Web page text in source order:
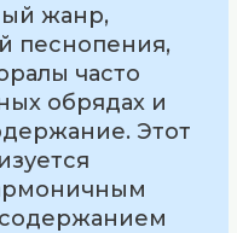
жанр,
песнопения,
часто
обрядах и
Этот